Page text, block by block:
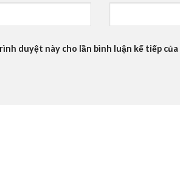
duyệt này cho lần bình luận kế tiếp